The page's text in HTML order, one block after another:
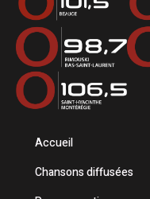
Accueil
Chansons diffusées